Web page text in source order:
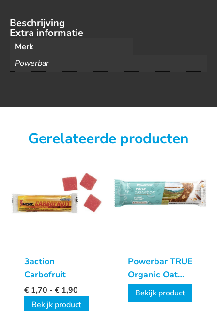
Beschrijving
Extra informatie
Merk
Powerbar
Gerelateerde producten
3action
Carbofruit
€ 1,70 - € 1,90
Bekijk product
Powerbar TRUE
Organic Oat
BarBekijk product